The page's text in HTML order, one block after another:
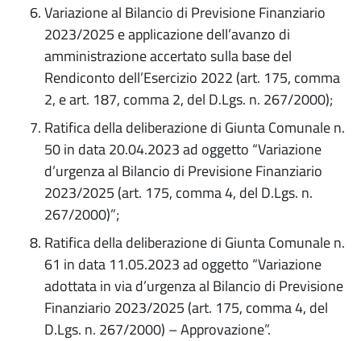
Variazione al Bilancio di Previsione Finanziario
2023/2025 e applicazione dell’avanzo di
amministrazione accertato sulla base del
Rendiconto dell’Esercizio 2022 (art. 175, comma
2, e art. 187, comma 2, del D.Lgs. n. 267/2000);
Ratifica della deliberazione di Giunta Comunale n.
50 in data 20.04.2023 ad oggetto “Variazione
d’urgenza al Bilancio di Previsione Finanziario
2023/2025 (art. 175, comma 4, del D.Lgs. n.
267/2000)”;
Ratifica della deliberazione di Giunta Comunale n.
61 in data 11.05.2023 ad oggetto “Variazione
adottata in via d’urgenza al Bilancio di Previsione
Finanziario 2023/2025 (art. 175, comma 4, del
D.Lgs. n. 267/2000) – Approvazione”.